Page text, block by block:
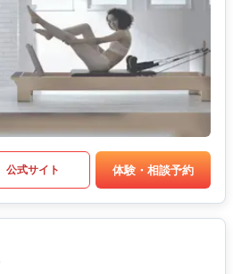
公式サイト 体験・相談予約